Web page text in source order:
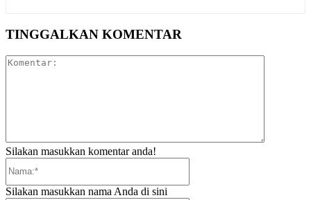
TINGGALKAN KOMENTAR
Silakan masukkan komentar anda!
Silakan masukkan nama Anda di sini